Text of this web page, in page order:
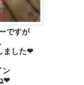
ですが
ました❤
ン
❤